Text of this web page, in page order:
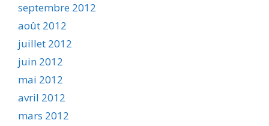
septembre 2012
août 2012
juillet 2012
juin 2012
mai 2012
avril 2012
mars 2012